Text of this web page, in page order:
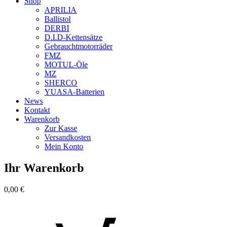
APRILIA
Ballistol
DERBI
D.I.D-Kettensätze
Gebrauchtmotorräder
FMZ
MOTUL-Öle
MZ
SHERCO
YUASA-Batterien
News
Kontakt
Warenkorb
Zur Kasse
Versandkosten
Mein Konto
Ihr Warenkorb
0,00 €